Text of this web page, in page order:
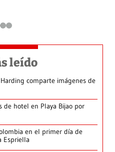
leído
Harding comparte imágenes de
de hotel en Playa Bijao por
en el primer día de
Espriella